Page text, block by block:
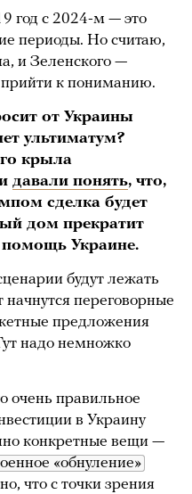
год с 2024-м — это
периоды. Но считаю,
и Зеленского —
прийти к пониманию.
от Украины
ультиматум?
крыла
давали понять, что,
сделка будет
дом прекратит
Украине.
будут лежать
начнутся переговорные
предложения
надо немножко
правильное
в Украину
конкретные вещи —
«обнуление»
что с точки зрения